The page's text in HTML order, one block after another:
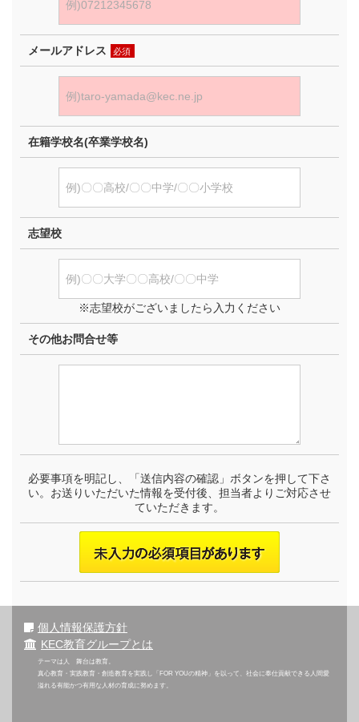
メールアドレス 必須
在籍学校名(卒業学校名)
志望校
※志望校がございましたら入力ください
その他お問合せ等
必要事項を明記し、「送信内容の確認」ボタンを押して下さ
い。お送りいただいた情報を受付後、担当者よりご対応させ
ていただきます。
個人情報保護方針
KEC教育グループとは
テーマは人 舞台は教育。
真心教育・実践教育・創造教育を実践し「FOR YOUの精神」を以って、社会に奉仕貢献できる人間愛
溢れる有能かつ有用な人材の育成に努めます。